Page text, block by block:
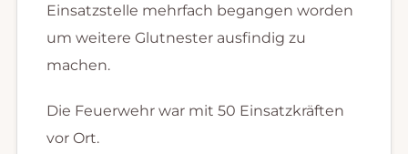
Einsatzstelle mehrfach begangen worden
um weitere Glutnester ausfindig zu
machen.
Die Feuerwehr war mit 50 Einsatzkräften
vor Ort.